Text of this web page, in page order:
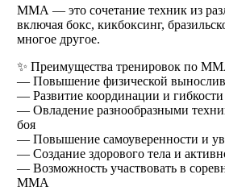
ММА — это сочетание техник из
включая бокс, кикбоксинг,
многое другое.
✨ Преимущества тренировок по
— Повышение физической
— Развитие координации и гибкости
— Овладение разнообразными
боя
— Повышение самоуверенности и
— Создание здорового тела и
— Возможность участвовать в
ММА